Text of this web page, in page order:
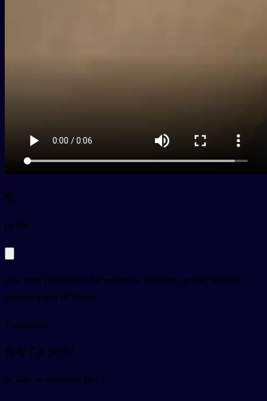
分
pyfēn
one cent (classifier for money), fraction, point, marker,
minute (unit of time)
Exemplos
你考了多少分?
nǐ kǎo le duōshǎo fēn ?